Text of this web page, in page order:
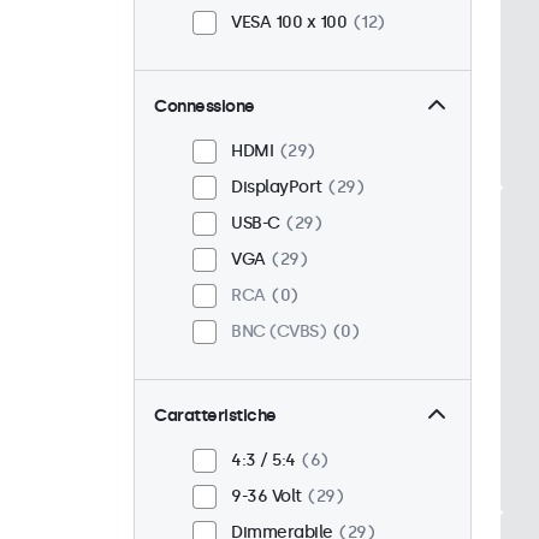
VESA 100 x 100 12
Connessione
HDMI
29
DisplayPort
29
USB-C
29
VGA
29
RCA
0
BNC (CVBS)
0
Caratteristiche
4:3 / 5:4
6
9-36 Volt
29
Dimmerabile
29